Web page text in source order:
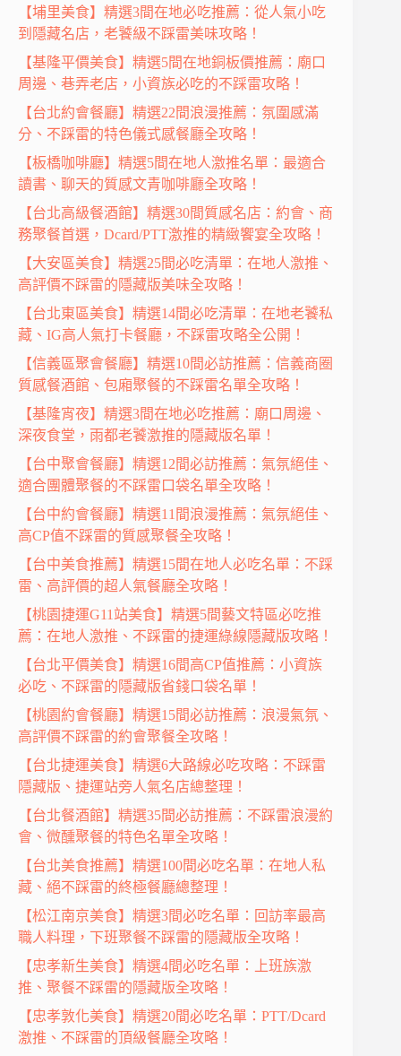
【埔里美食】精選3間在地必吃推薦：從人氣小吃
到隱藏名店，老饕級不踩雷美味攻略！
【基隆平價美食】精選5間在地銅板價推薦：廟口
周邊、巷弄老店，小資族必吃的不踩雷攻略！
【台北約會餐廳】精選22間浪漫推薦：氛圍感滿
分、不踩雷的特色儀式感餐廳全攻略！
【板橋咖啡廳】精選5間在地人激推名單：最適合
讀書、聊天的質感文青咖啡廳全攻略！
【台北高級餐酒館】精選30間質感名店：約會、商
務聚餐首選，Dcard/PTT激推的精緻饗宴全攻略！
【大安區美食】精選25間必吃清單：在地人激推、
高評價不踩雷的隱藏版美味全攻略！
【台北東區美食】精選14間必吃清單：在地老饕私
藏、IG高人氣打卡餐廳，不踩雷攻略全公開！
【信義區聚會餐廳】精選10間必訪推薦：信義商圈
質感餐酒館、包廂聚餐的不踩雷名單全攻略！
【基隆宵夜】精選3間在地必吃推薦：廟口周邊、
深夜食堂，雨都老饕激推的隱藏版名單！
【台中聚會餐廳】精選12間必訪推薦：氣氛絕佳、
適合團體聚餐的不踩雷口袋名單全攻略！
【台中約會餐廳】精選11間浪漫推薦：氣氛絕佳、
高CP值不踩雷的質感聚餐全攻略！
【台中美食推薦】精選15間在地人必吃名單：不踩
雷、高評價的超人氣餐廳全攻略！
【桃園捷運G11站美食】精選5間藝文特區必吃推
薦：在地人激推、不踩雷的捷運綠線隱藏版攻略！
【台北平價美食】精選16間高CP值推薦：小資族
必吃、不踩雷的隱藏版省錢口袋名單！
【桃園約會餐廳】精選15間必訪推薦：浪漫氣氛、
高評價不踩雷的約會聚餐全攻略！
【台北捷運美食】精選6大路線必吃攻略：不踩雷
隱藏版、捷運站旁人氣名店總整理！
【台北餐酒館】精選35間必訪推薦：不踩雷浪漫約
會、微醺聚餐的特色名單全攻略！
【台北美食推薦】精選100間必吃名單：在地人私
藏、絕不踩雷的終極餐廳總整理！
【松江南京美食】精選3間必吃名單：回訪率最高
職人料理，下班聚餐不踩雷的隱藏版全攻略！
【忠孝新生美食】精選4間必吃名單：上班族激
推、聚餐不踩雷的隱藏版全攻略！
【忠孝敦化美食】精選20間必吃名單：PTT/Dcard
激推、不踩雷的頂級餐廳全攻略！